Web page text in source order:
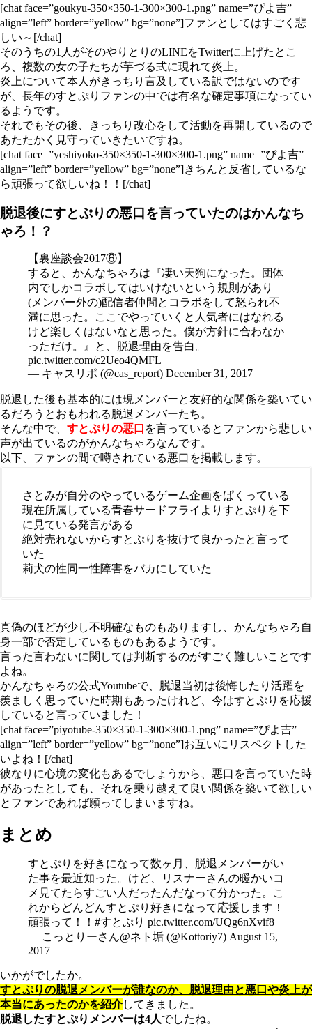
[chat face=”goukyu-350×350-1-300×300-1.png” name=”ぴよ吉”
align=”left” border=”yellow” bg=”none”]ファンとしてはすごく悲
しい～[/chat]
そのうちの1人がそのやりとりのLINEをTwitterに上げたとこ
ろ、複数の女の子たちが芋づる式に現れて炎上。
炎上について本人がきっちり言及している訳ではないのです
が、長年のすとぷりファンの中では有名な確定事項になってい
るようです。
それでもその後、きっちり改心をして活動を再開しているので
あたたかく見守っていきたいですね。
[chat face=”yeshiyoko-350×350-1-300×300-1.png” name=”ぴよ吉”
align=”left” border=”yellow” bg=”none”]きちんと反省しているな
ら頑張って欲しいね！！[/chat]
脱退後にすとぷりの悪口を言っていたのはかんなち
ゃろ！？
【裏座談会2017⑥】
すると、かんなちゃろは『凄い天狗になった。団体
内でしかコラボしてはいけないという規則があり
(メンバー外の)配信者仲間とコラボをして怒られ不
満に思った。ここでやっていくと人気者にはなれる
けど楽しくはないなと思った。僕が方針に合わなか
っただけ。』と、脱退理由を告白。
pic.twitter.com/c2Ueo4QMFL
— キャスリポ (@cas_report) December 31, 2017
脱退した後も基本的には現メンバーと友好的な関係を築いてい
るだろうとおもわれる脱退メンバーたち。
そんな中で、 すとぷりの悪口 を言っているとファンから悲しい
声が出ているのがかんなちゃろなんです。
以下、ファンの間で噂されている悪口を掲載します。
さとみが自分のやっているゲーム企画をぱくっている
現在所属している青春サードフライよりすとぷりを下
に見ている発言がある
絶対売れないからすとぷりを抜けて良かったと言って
いた
莉犬の性同一性障害をバカにしていた
真偽のほどが少し不明確なものもありますし、かんなちゃろ自
身一部で否定しているものもあるようです。
言った言わないに関しては判断するのがすごく難しいことです
よね。
かんなちゃろの公式Youtubeで、脱退当初は後悔したり活躍を
羨ましく思っていた時期もあったけれど、今はすとぷりを応援
していると言っていました！
[chat face=”piyotube-350×350-1-300×300-1.png” name=”ぴよ吉”
align=”left” border=”yellow” bg=”none”]お互いにリスペクトした
いよね！[/chat]
彼なりに心境の変化もあるでしょうから、悪口を言っていた時
があったとしても、それを乗り越えて良い関係を築いて欲しい
とファンであれば願ってしまいますね。
まとめ
すとぷりを好きになって数ヶ月、脱退メンバーがい
た事を最近知った。けど、リスナーさんの暖かいコ
メ見てたらすごい人だったんだなって分かった。こ
れからどんどんすとぷり好きになって応援します！
頑張って！！ #すとぷり pic.twitter.com/UQg6nXvif8
— こっとりーさん@ネト垢 (@Kottoriy7) August 15,
2017
いかがでしたか。
すとぷりの脱退メンバーが誰なのか、脱退理由と悪口や炎上が
本当にあったのかを紹介してきました。
脱退したすとぷりメンバーは4人でしたね。